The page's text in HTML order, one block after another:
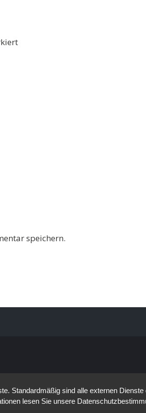
speichern.
Standardmäßig sind alle externen Dienste
lesen Sie unsere